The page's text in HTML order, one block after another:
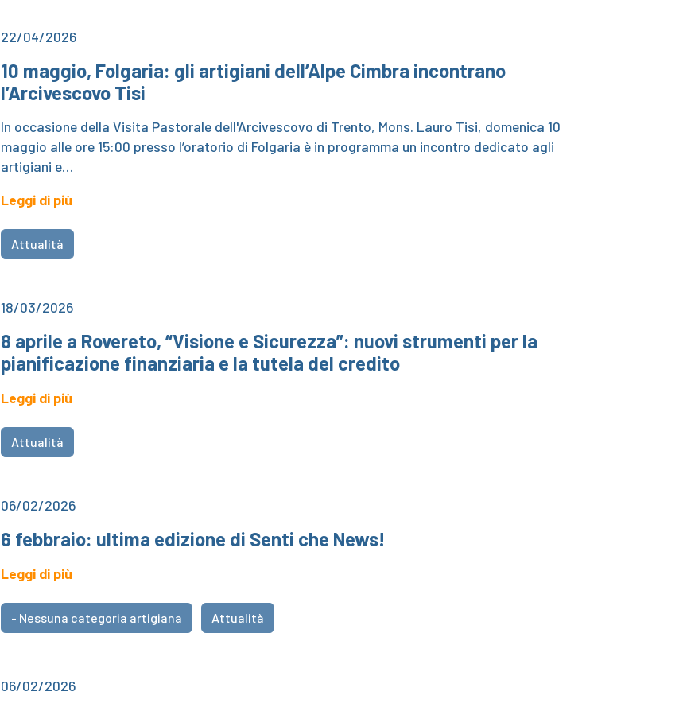
22/04/2026
10 maggio, Folgaria: gli artigiani dell’Alpe Cimbra incontrano
l’Arcivescovo Tisi
In occasione della Visita Pastorale dell'Arcivescovo di Trento, Mons. Lauro Tisi, domenica 10
maggio alle ore 15:00 presso l’oratorio di Folgaria è in programma un incontro dedicato agli
artigiani e…
Leggi di più
Attualità
18/03/2026
8 aprile a Rovereto, “Visione e Sicurezza”: nuovi strumenti per la
pianificazione finanziaria e la tutela del credito
Leggi di più
Attualità
06/02/2026
6 febbraio: ultima edizione di Senti che News!
Leggi di più
- Nessuna categoria artigiana Attualità
06/02/2026